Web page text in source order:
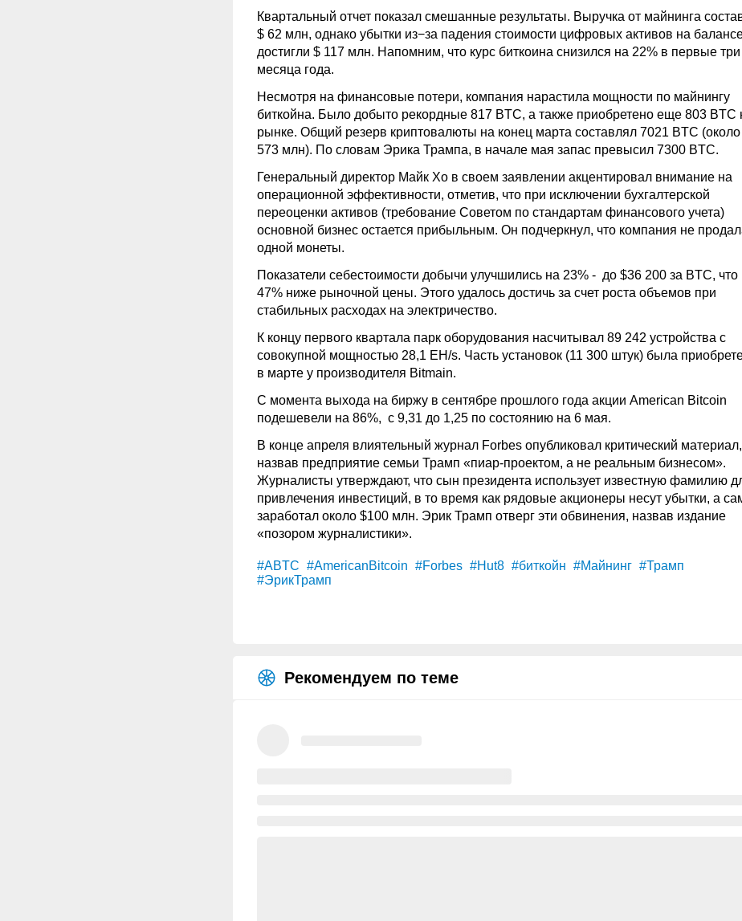
Квартальный отчет показал смешанные результаты. Выручка от майнинга
$ 62 млн, однако убытки из−за падения стоимости цифровых активов на
достигли $ 117 млн. Напомним, что курс биткоина снизился на 22% в первые три
месяца года.
Несмотря на финансовые потери, компания нарастила мощности по майнингу
биткойна. Было добыто рекордные 817 BTC, а также приобретено еще 803 BTC
рынке. Общий резерв криптовалюты на конец марта составлял 7021 BTC
573 млн). По словам Эрика Трампа, в начале мая запас превысил 7300 BTC.
Генеральный директор Майк Хо в своем заявлении акцентировал внимание на
операционной эффективности, отметив, что при исключении бухгалтерской
переоценки активов (требование Советом по стандартам финансового учета)
основной бизнес остается прибыльным. Он подчеркнул, что компания не
одной монеты.
Показатели себестоимости добычи улучшились на 23% - до $36 200 за BTC, что
47% ниже рыночной цены. Этого удалось достичь за счет роста объемов при
стабильных расходах на электричество.
К концу первого квартала парк оборудования насчитывал 89 242 устройства с
совокупной мощностью 28,1 EH/s. Часть установок (11 300 штук) была
в марте у производителя Bitmain.
С момента выхода на биржу в сентябре прошлого года акции American Bitcoin
подешевели на 86%, с 9,31 до 1,25 по состоянию на 6 мая.
В конце апреля влиятельный журнал Forbes опубликовал критический материал,
назвав предприятие семьи Трамп «пиар-проектом, а не реальным бизнесом».
Журналисты утверждают, что сын президента использует известную фамилию
привлечения инвестиций, в то время как рядовые акционеры несут убытки, а
заработал около $100 млн. Эрик Трамп отверг эти обвинения, назвав издание
«позором журналистики».
#ABTC #AmericanBitcoin #Forbes #Hut8 #биткойн #Майнинг #Трамп
#ЭрикТрамп
Рекомендуем по теме